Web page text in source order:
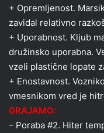
+ Opremljenost.
zavidal relativno
+ Uporabnost. Kljub
družinsko uporabna.
vzeli plastične lopate
+ Enostavnost.
vmesnikom vred je
GRAJAMO:
– Poraba #2. Hiter